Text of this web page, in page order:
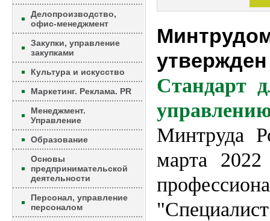
Делопроизводство,
офис-менеджмент
Закупки, управление
закупками
Культура и искусство
Маркетинг. Реклама. PR
Менеджмент.
Управление
Образование
Основы
предпринимательской
деятельности
Персонал, управление
персоналом
Стандарт
Минтруда
марта